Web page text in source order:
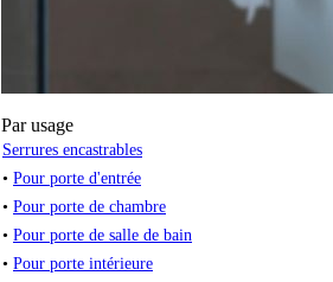
Par usage
Serrures encastrables
• Pour porte d'entrée
• Pour porte de chambre
• Pour porte de salle de bain
• Pour porte intérieure